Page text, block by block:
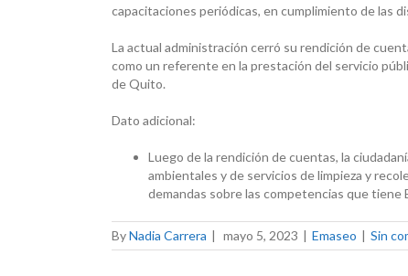
capacitaciones periódicas, en cumplimiento de las
La actual administración cerró su rendición de
como un referente en la prestación del servicio
de Quito.
Dato adicional:
Luego de la rendición de cuentas, la
ambientales y de servicios de limpieza y
demandas sobre las competencias que tiene
ByNadia Carrera | mayo 5, 2023 | Emaseo | Sin